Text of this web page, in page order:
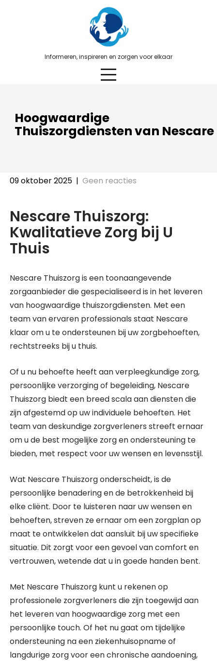
Informeren, inspireren en zorgen voor elkaar
Hoogwaardige
Thuiszorgdiensten van Nescare
09 oktober 2025 | Geen reacties
Nescare Thuiszorg:
Kwalitatieve Zorg bij U
Thuis
Nescare Thuiszorg is een toonaangevende
zorgaanbieder die gespecialiseerd is in het leveren
van hoogwaardige thuiszorgdiensten. Met een
team van ervaren professionals staat Nescare
klaar om u te ondersteunen bij uw zorgbehoeften,
rechtstreeks bij u thuis.
Of u nu behoefte heeft aan verpleegkundige zorg,
persoonlijke verzorging of begeleiding, Nescare
Thuiszorg biedt een breed scala aan diensten die
zijn afgestemd op uw individuele behoeften. Het
team van deskundige zorgverleners streeft ernaar
om u de best mogelijke zorg en ondersteuning te
bieden, met respect voor uw wensen en levensstijl.
Wat Nescare Thuiszorg onderscheidt, is de
persoonlijke benadering en de betrokkenheid bij
elke cliënt. Door te luisteren naar uw wensen en
behoeften, streven ze ernaar om een zorgplan op
maat te ontwikkelen dat aansluit bij uw specifieke
situatie. Dit zorgt voor een gevoel van comfort en
vertrouwen, wetende dat u in goede handen bent.
Met Nescare Thuiszorg kunt u rekenen op
professionele zorgverleners die zijn toegewijd aan
het leveren van hoogwaardige zorg met een
persoonlijke touch. Of het nu gaat om tijdelijke
ondersteuning na een ziekenhuisopname of
langdurige zorg voor een chronische aandoening,